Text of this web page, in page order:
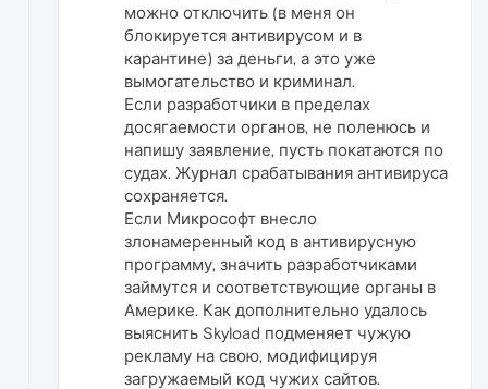
можно отключить (в меня он
блокируется антивирусом и в
карантине) за деньги, а это уже
вымогательство и криминал.
Если разработчики в пределах
досягаемости органов, не поленюсь и
напишу заявление, пусть покатаются по
судах. Журнал срабатывания антивируса
сохраняется.
Если Микрософт внесло
злонамеренный код в антивирусную
программу, значить разработчиками
займутся и соответствующие органы в
Америке. Как дополнительно удалось
выяснить Skyload подменяет чужую
рекламу на свою, модифицируя
загружаемый код чужих сайтов.